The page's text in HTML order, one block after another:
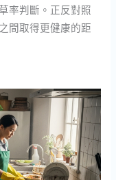
率判斷。正反對照
間取得更健康的距